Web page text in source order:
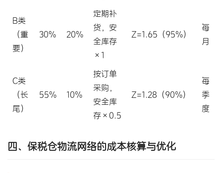
B类
（重
要）
30% 20%
定期补
货，安
全库存
×1
Z=1.65（95%）
每
月
C类
（长
尾）
55% 10%
按订单
采购，
安全库
存×0.5
Z=1.28（90%）
每
季
度
四、保税仓物流网络的成本核算与优化